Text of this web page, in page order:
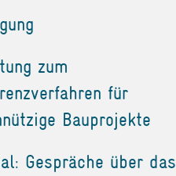
zum
für
Bauprojekte
Gespräche über das